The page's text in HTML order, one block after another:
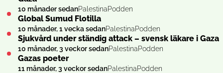
10 månader sedanPalestinaPodden
Global Sumud Flotilla
10 månader, 1 vecka sedanPalestinaPodden
Sjukvård under ständig attack – svensk läkare i Gaza
10 månader, 3 veckor sedanPalestinaPodden
Gazas poeter
11 månader, 3 veckor sedanPalestinaPodden